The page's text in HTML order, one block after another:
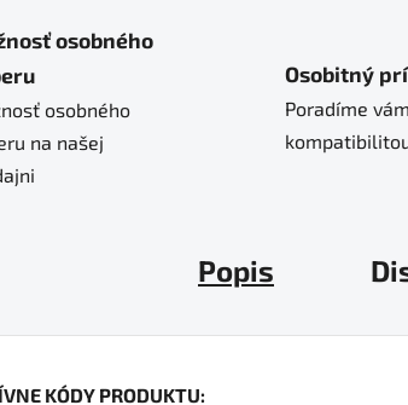
osobného
osobného
na našej
Osobitný
Poradíme
Popis
KÓDY PRODUKTU: